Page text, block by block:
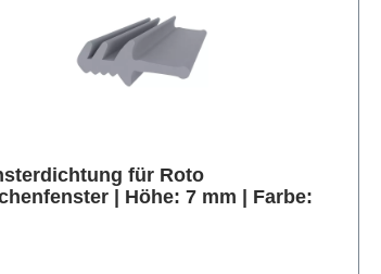
für Roto
| Höhe: 7 mm | Farbe: